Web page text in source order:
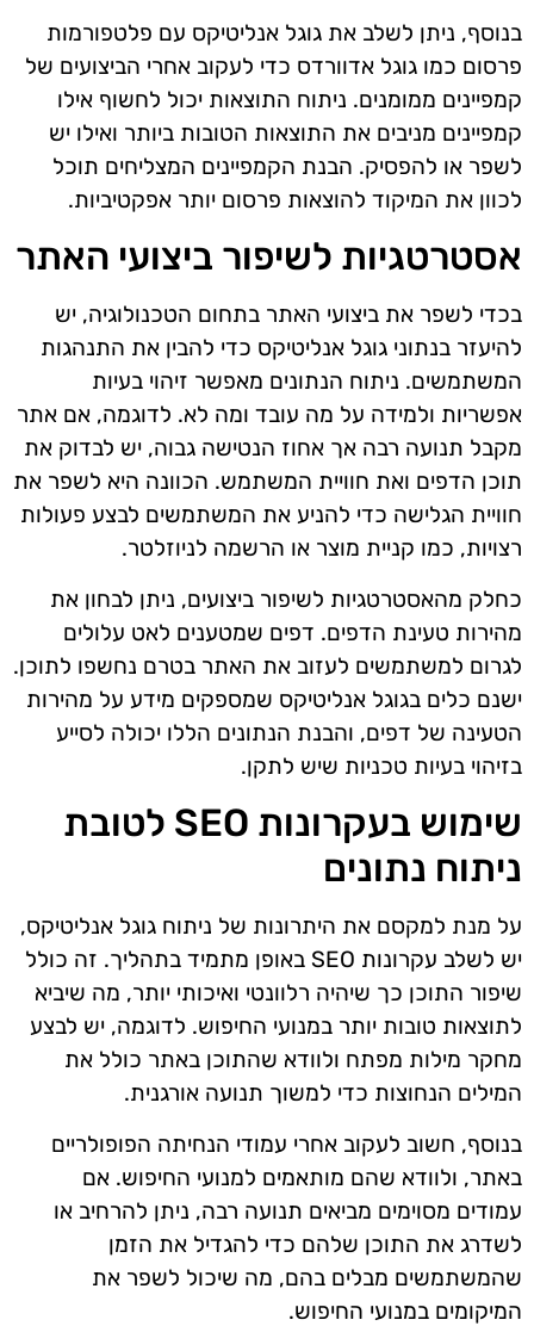
בנוסף, ניתן לשלב את גוגל אנליטיקס עם פלטפורמות
פרסום כמו גוגל אדוורדס כדי לעקוב אחרי הביצועים של
קמפיינים ממומנים. ניתוח התוצאות יכול לחשוף אילו
קמפיינים מניבים את התוצאות הטובות ביותר ואילו יש
לשפר או להפסיק. הבנת הקמפיינים המצליחים תוכל
לכוון את המיקוד להוצאות פרסום יותר אפקטיביות.
אסטרטגיות לשיפור ביצועי האתר
בכדי לשפר את ביצועי האתר בתחום הטכנולוגיה, יש
להיעזר בנתוני גוגל אנליטיקס כדי להבין את התנהגות
המשתמשים. ניתוח הנתונים מאפשר זיהוי בעיות
אפשריות ולמידה על מה עובד ומה לא. לדוגמה, אם אתר
מקבל תנועה רבה אך אחוז הנטישה גבוה, יש לבדוק את
תוכן הדפים ואת חוויית המשתמש. הכוונה היא לשפר את
חוויית הגלישה כדי להניע את המשתמשים לבצע פעולות
רצויות, כמו קניית מוצר או הרשמה לניוזלטר.
כחלק מהאסטרטגיות לשיפור ביצועים, ניתן לבחון את
מהירות טעינת הדפים. דפים שמטענים לאט עלולים
לגרום למשתמשים לעזוב את האתר בטרם נחשפו לתוכן.
ישנם כלים בגוגל אנליטיקס שמספקים מידע על מהירות
הטעינה של דפים, והבנת הנתונים הללו יכולה לסייע
בזיהוי בעיות טכניות שיש לתקן.
שימוש בעקרונות SEO לטובת
ניתוח נתונים
על מנת למקסם את היתרונות של ניתוח גוגל אנליטיקס,
יש לשלב עקרונות SEO באופן מתמיד בתהליך. זה כולל
שיפור התוכן כך שיהיה רלוונטי ואיכותי יותר, מה שיביא
לתוצאות טובות יותר במנועי החיפוש. לדוגמה, יש לבצע
מחקר מילות מפתח ולוודא שהתוכן באתר כולל את
המילים הנחוצות כדי למשוך תנועה אורגנית.
בנוסף, חשוב לעקוב אחרי עמודי הנחיתה הפופולריים
באתר, ולוודא שהם מותאמים למנועי החיפוש. אם
עמודים מסוימים מביאים תנועה רבה, ניתן להרחיב או
לשדרג את התוכן שלהם כדי להגדיל את הזמן
שהמשתמשים מבלים בהם, מה שיכול לשפר את
המיקומים במנועי החיפוש.